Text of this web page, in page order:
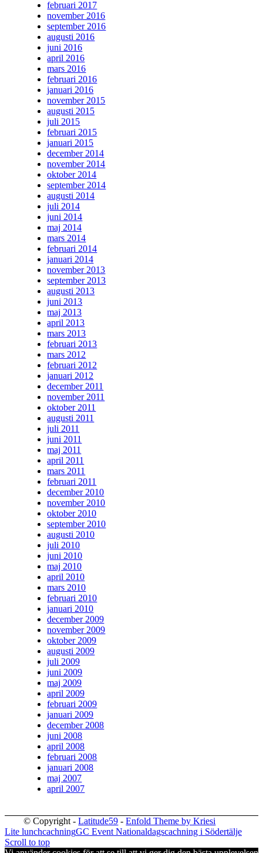
februari 2017
november 2016
september 2016
augusti 2016
juni 2016
april 2016
mars 2016
februari 2016
januari 2016
november 2015
augusti 2015
juli 2015
februari 2015
januari 2015
december 2014
november 2014
oktober 2014
september 2014
augusti 2014
juli 2014
juni 2014
maj 2014
mars 2014
februari 2014
januari 2014
november 2013
september 2013
augusti 2013
juni 2013
maj 2013
april 2013
mars 2013
februari 2013
mars 2012
februari 2012
januari 2012
december 2011
november 2011
oktober 2011
augusti 2011
juli 2011
juni 2011
maj 2011
april 2011
mars 2011
februari 2011
december 2010
november 2010
oktober 2010
september 2010
augusti 2010
juli 2010
juni 2010
maj 2010
april 2010
mars 2010
februari 2010
januari 2010
december 2009
november 2009
oktober 2009
augusti 2009
juli 2009
juni 2009
maj 2009
april 2009
februari 2009
januari 2009
december 2008
juni 2008
april 2008
februari 2008
januari 2008
maj 2007
april 2007
© Copyright -Latitude59 -Enfold Theme by Kriesi
Lite lunchcachningGC Event Nationaldagscachning i Södertälje
Scroll to top